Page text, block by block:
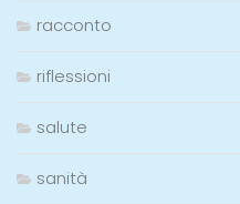
racconto
riflessioni
salute
sanità